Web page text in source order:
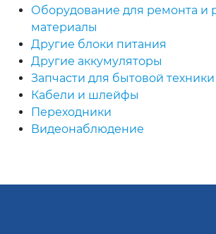
Оборудование для ремонта и
материалы
Другие блоки питания
Другие аккумуляторы
Запчасти для бытовой техники
Кабели и шлейфы
Переходники
Видеонаблюдение